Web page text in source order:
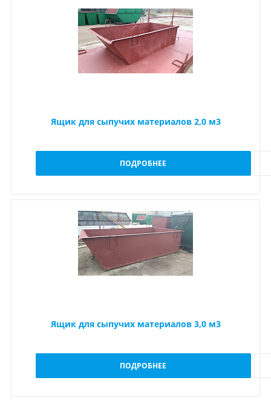
Ящик для сыпучих материалов 2,0 м3
ПОДРОБНЕЕ
Ящик для сыпучих материалов 3,0 м3
ПОДРОБНЕЕ